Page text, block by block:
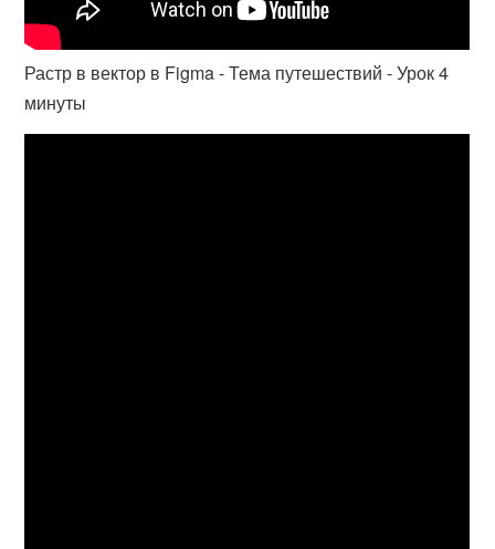
Растр в вектор в Figma - Тема путешествий - Урок 4
минуты